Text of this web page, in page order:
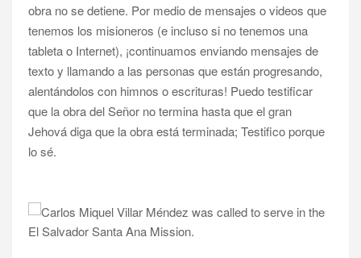
obra no se detiene. Por medio de mensajes o videos que
tenemos los misioneros (e incluso si no tenemos una
tableta o Internet), ¡continuamos enviando mensajes de
texto y llamando a las personas que están progresando,
alentándolos con himnos o escrituras! Puedo testificar
que la obra del Señor no termina hasta que el gran
Jehová diga que la obra está terminada; Testifico porque
lo sé.